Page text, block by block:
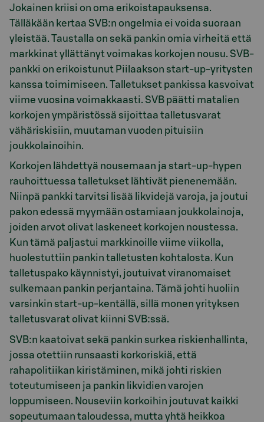
Jokainen kriisi on oma erikoistapauksensa.
Tälläkään kertaa SVB:n ongelmia ei voida suoraan
yleistää. Taustalla on sekä pankin omia virheitä että
markkinat yllättänyt voimakas korkojen nousu. SVB-
pankki on erikoistunut Piilaakson start-up-yritysten
kanssa toimimiseen. Talletukset pankissa kasvoivat
viime vuosina voimakkaasti. SVB päätti matalien
korkojen ympäristössä sijoittaa talletusvarat
vähäriskisiin, muutaman vuoden pituisiin
joukkolainoihin.
Korkojen lähdettyä nousemaan ja start-up-hypen
rauhoittuessa talletukset lähtivät pienenemään.
Niinpä pankki tarvitsi lisää likvidejä varoja, ja joutui
pakon edessä myymään ostamiaan joukkolainoja,
joiden arvot olivat laskeneet korkojen noustessa.
Kun tämä paljastui markkinoille viime viikolla,
huolestuttiin pankin talletusten kohtalosta. Kun
talletuspako käynnistyi, joutuivat viranomaiset
sulkemaan pankin perjantaina. Tämä johti huoliin
varsinkin start-up-kentällä, sillä monen yrityksen
talletusvarat olivat kiinni SVB:ssä.
SVB:n kaatoivat sekä pankin surkea riskienhallinta,
jossa otettiin runsaasti korkoriskiä, että
rahapolitiikan kiristäminen, mikä johti riskien
toteutumiseen ja pankin likvidien varojen
loppumiseen. Nouseviin korkoihin joutuvat kaikki
sopeutumaan taloudessa, mutta yhtä heikkoa